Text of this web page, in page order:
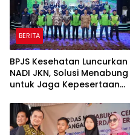
BERITA
BPJS Kesehatan Luncurkan
NADI JKN, Solusi Menabung
untuk Jaga Kepesertaan